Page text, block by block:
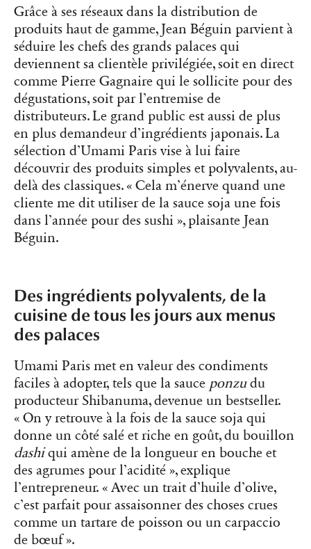
Grâce à ses réseaux dans la distribution de
produits haut de gamme, Jean Béguin parvient à
séduire les chefs des grands palaces qui
deviennent sa clientèle privilégiée, soit en direct
comme Pierre Gagnaire qui le sollicite pour des
dégustations, soit par l’entremise de
distributeurs. Le grand public est aussi de plus
en plus demandeur d’ingrédients japonais. La
sélection d’Umami Paris vise à lui faire
découvrir des produits simples et polyvalents, au-
delà des classiques. « Cela m’énerve quand une
cliente me dit utiliser de la sauce soja une fois
dans l’année pour des sushi », plaisante Jean
Béguin.
Des ingrédients polyvalents, de la
cuisine de tous les jours aux menus
des palaces
Umami Paris met en valeur des condiments
faciles à adopter, tels que la sauce ponzudu
producteur Shibanuma, devenue un bestseller.
« On y retrouve à la fois de la sauce soja qui
donne un côté salé et riche en goût, du bouillon
dashiqui amène de la longueur en bouche et
des agrumes pour l’acidité », explique
l’entrepreneur. « Avec un trait d’huile d’olive,
c’est parfait pour assaisonner des choses crues
comme un tartare de poisson ou un carpaccio
de bœuf ».